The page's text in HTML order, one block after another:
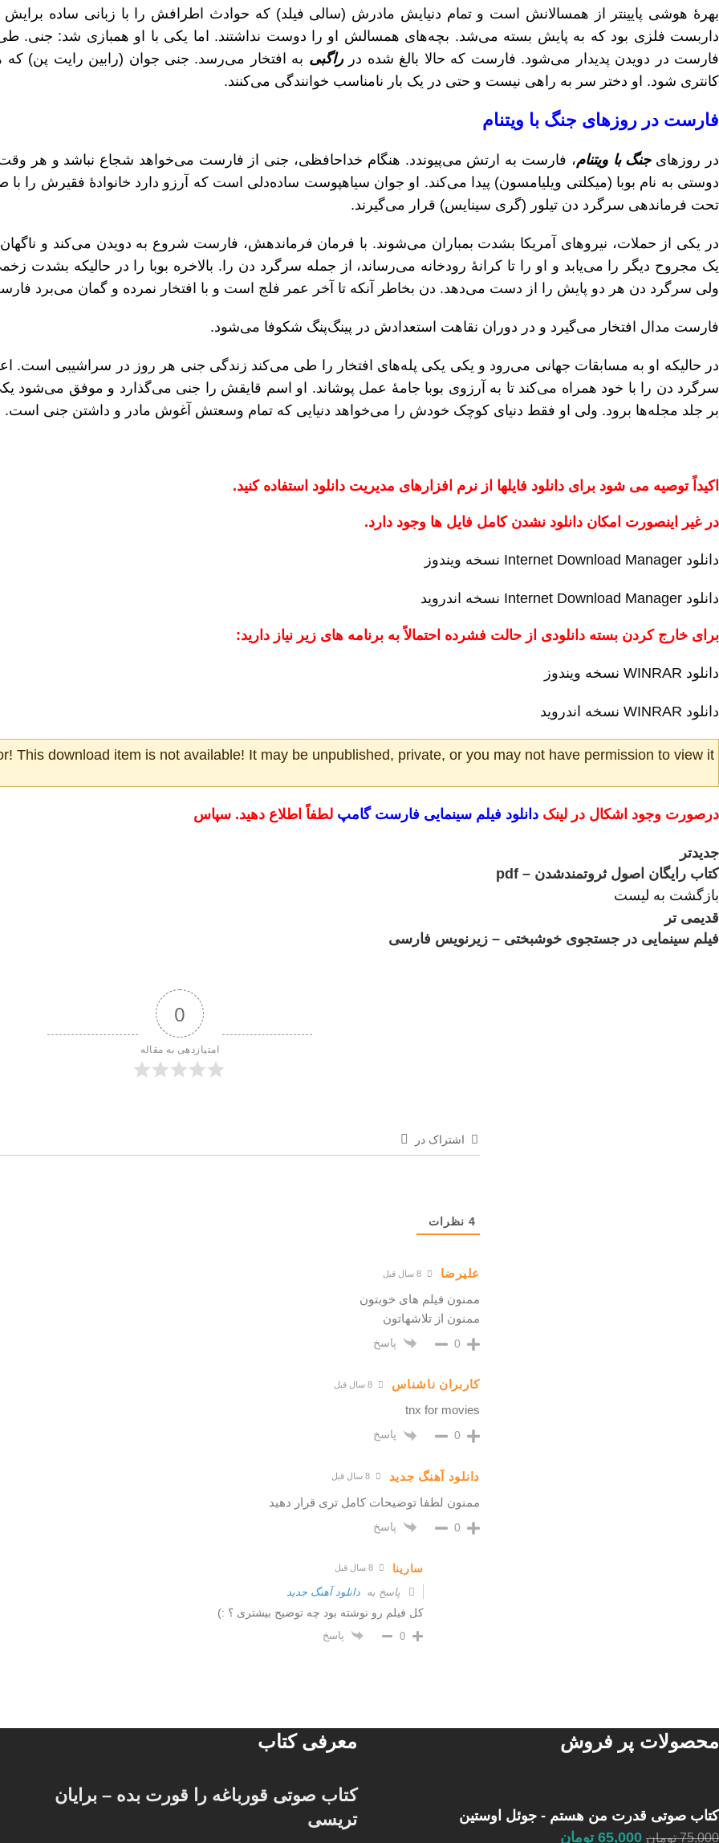
بهرهٔ هوشی پایینتر از همسالانش است و تمام دنیایش مادرش (سالی فیلد) که حوادث اطرافش را با زبانی ساده
داربست فلزی بود که به پایش بسته می‌شد. بچه‌های همسالش او را دوست نداشتند. اما یکی با او همبازی شد: جنی.
فارست در دویدن پدیدار می‌شود. فارست که حالا بالغ شده درراگبی به افتخار می‌رسد. جنی جوان (رابین رایت پن) که
کانتری شود. او دختر سر به راهی نیست و حتی در یک بار نامناسب خوانندگی می‌کنند.
فارست در روزهای جنگ با ویتنام
در روزهایجنگ با ویتنام، فارست به ارتش می‌پیوندد. هنگام خداحافظی، جنی از فارست می‌خواهد شجاع نباشد و هر
دوستی به نام بوبا (میکلتی ویلیامسون) پیدا می‌کند. او جوان سیاهپوست ساده‌دلی است که آرزو دارد خانوادهٔ فقیرش را با
تحت فرماندهی سرگرد دن تیلور (گری سینایس) قرار می‌گیرند.
در یکی از حملات، نیروهای آمریکا بشدت بمباران می‌شوند. با فرمان فرماندهش، فارست شروع به دویدن می‌کند و ناگهان به
یک مجروح دیگر را می‌یابد و او را تا کرانهٔ رودخانه می‌رساند، از جمله سرگرد دن را. بالاخره بوبا را در حالیکه
ولی سرگرد دن هر دو پایش را از دست می‌دهد. دن بخاطر آنکه تا آخر عمر فلج است و با افتخار نمرده و گمان می‌برد
فارست مدال افتخار می‌گیرد و در دوران نقاهت استعدادش در پینگ‌پنگ شکوفا می‌شود.
در حالیکه او به مسابقات جهانی می‌رود و یکی یکی پله‌های افتخار را طی می‌کند زندگی جنی هر روز در سراشیبی است.
سرگرد دن را با خود همراه می‌کند تا به آرزوی بوبا جامهٔ عمل پوشاند. او اسم قایقش را جنی می‌گذارد و موفق می‌شود
بر جلد مجله‌ها برود. ولی او فقط دنیای کوچک خودش را می‌خواهد دنیایی که تمام وسعتش آغوش مادر و داشتن جنی است.
اکیداً توصیه می شود برای دانلود فایلها از نرم افزارهای مدیریت دانلود استفاده کنید.
در غیر اینصورت امکان دانلود نشدن کامل فایل ها وجود دارد.
دانلود Internet Download Manager نسخه ویندوز
دانلود Internet Download Manager نسخه اندروید
برای خارج کردن بسته دانلودی از حالت فشرده احتمالاً به برنامه های زیر نیاز دارید:
دانلود WINRAR نسخه ویندوز
دانلود WINRAR نسخه اندروید
This download item is not available! It may be unpublished, private, or you may not have permission to view it.
درصورت وجود اشکال در لینک دانلود فیلم سینمایی فارست گامپ لطفاً اطلاع دهید. سپاس
جدیدتر
کتاب رایگان اصول ثروتمندشدن – pdf
بازگشت به لیست
قدیمی تر
فیلم سینمایی در جستجوی خوشبختی – زیرنویس فارسی
0
امتیازدهی به مقاله
اشتراک در
4 نظرات
علیرضا 8 سال قبل
ممنون فیلم های خوبتون
ممنون از تلاشهاتون
0 پاسخ
کاربران ناشناس
tnx for movies
0 پاسخ
دانلود آهنگ جدید 8 سال قبل
ممنون لطفا توضیحات کامل تری قرار دهید
0 پاسخ
سارینا 8 سال قبل
پاسخ به دانلود آهنگ جدید
کل فیلم رو نوشته بود چه توضیح بیشتری ؟ :)
0 پاسخ
محصولات پر فروش
کتاب صوتی قدرت من هستم - جوئل اوستین
75,000 تومان 65,000 تومان
معرفی کتاب
کتاب صوتی قورباغه را قورت بده – برایان
تریسی